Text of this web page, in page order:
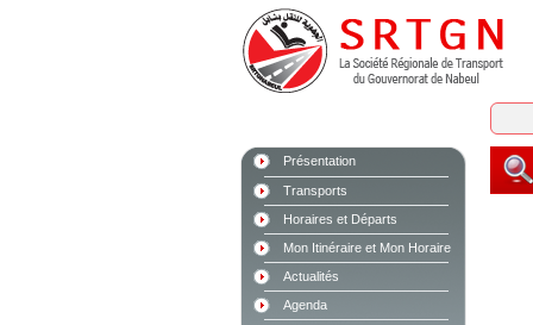
Présentation
Transports
Horaires et Départs
Mon Itinéraire et Mon Horaire
Actualités
Agenda